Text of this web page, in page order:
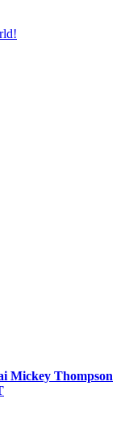
Mickey Thompson